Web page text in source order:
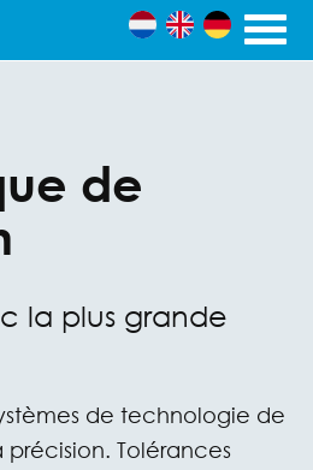
de
la plus grande
de technologie de
précision. Tolérances